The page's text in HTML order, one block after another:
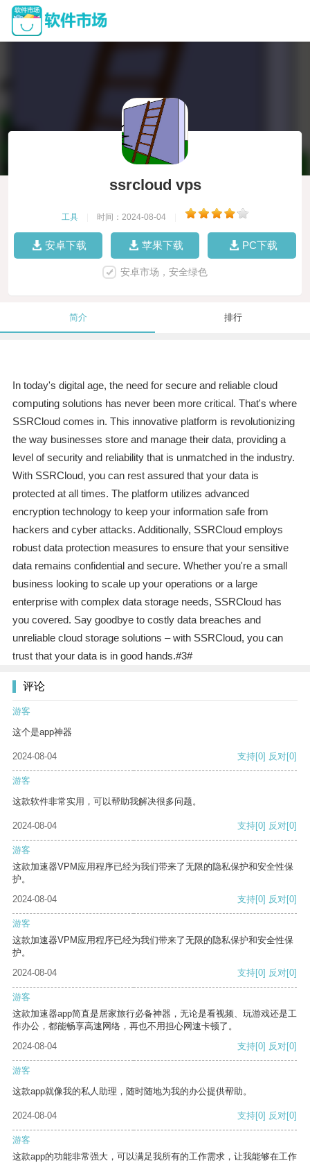
ssrcloud vps
工具 时间：2024-08-04
安卓下载 苹果下载 PC下载
安卓市场，安全绿色
简介 排行
In today's digital age, the need for secure and reliable cloud
computing solutions has never been more critical. That's where
SSRCloud comes in. This innovative platform is revolutionizing
the way businesses store and manage their data, providing a
level of security and reliability that is unmatched in the industry.
With SSRCloud, you can rest assured that your data is
protected at all times. The platform utilizes advanced
encryption technology to keep your information safe from
hackers and cyber attacks. Additionally, SSRCloud employs
robust data protection measures to ensure that your sensitive
data remains confidential and secure. Whether you're a small
business looking to scale up your operations or a large
enterprise with complex data storage needs, SSRCloud has
you covered. Say goodbye to costly data breaches and
unreliable cloud storage solutions – with SSRCloud, you can
trust that your data is in good hands.#3#
评论
游客
这个是app神器
2024-08-04 支持[0] 反对[0]
游客
这款软件非常实用，可以帮助我解决很多问题。
2024-08-04 支持[0] 反对[0]
游客
这款加速器VPM应用程序已经为我们带来了无限的隐私保护和安全性保
护。
2024-08-04
支持[0] 反对[0]
游客
这款加速器VPM应用程序已经为我们带来了无限的隐私保护和安全性保
护。
2024-08-04
支持[0] 反对[0]
游客
这款加速器app简直是居家旅行必备神器，无论是看视频、玩游戏还是工
作办公，都能畅享高速网络，再也不用担心网速卡顿了。
2024-08-04
支持[0] 反对[0]
游客
这款app就像我的私人助理，随时随地为我的办公提供帮助。
2024-08-04 支持[0] 反对[0]
游客
这款app的功能非常强大，可以满足我所有的工作需求，让我能够在工作